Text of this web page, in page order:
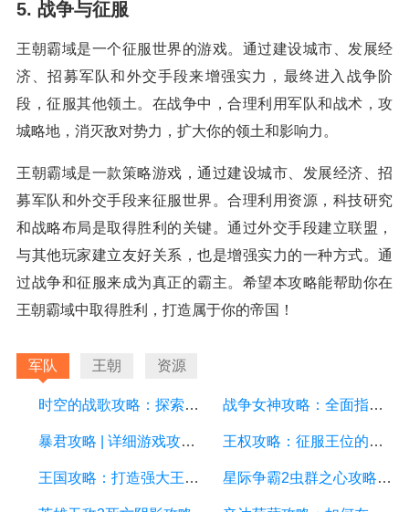
5. 战争与征服
王朝霸域是一个征服世界的游戏。通过建设城市、发展经
济、招募军队和外交手段来增强实力，最终进入战争阶
段，征服其他领土。在战争中，合理利用军队和战术，攻
城略地，消灭敌对势力，扩大你的领土和影响力。
王朝霸域是一款策略游戏，通过建设城市、发展经济、招
募军队和外交手段来征服世界。合理利用资源，科技研究
和战略布局是取得胜利的关键。通过外交手段建立联盟，
与其他玩家建立友好关系，也是增强实力的一种方式。通
过战争和征服来成为真正的霸主。希望本攻略能帮助你在
王朝霸域中取得胜利，打造属于你的帝国！
军队 王朝 资源
时空的战歌攻略：探索时空之旅，征服战场的策略指南 战争女神攻略：全面指南，游戏技巧和策略解析
暴君攻略 | 详细游戏攻略方案、技巧和秘籍 王权攻略：征服王位的终极指南
王国攻略：打造强大王国的终极指南 星际争霸2虫群之心攻略：打败虫族的关键技巧